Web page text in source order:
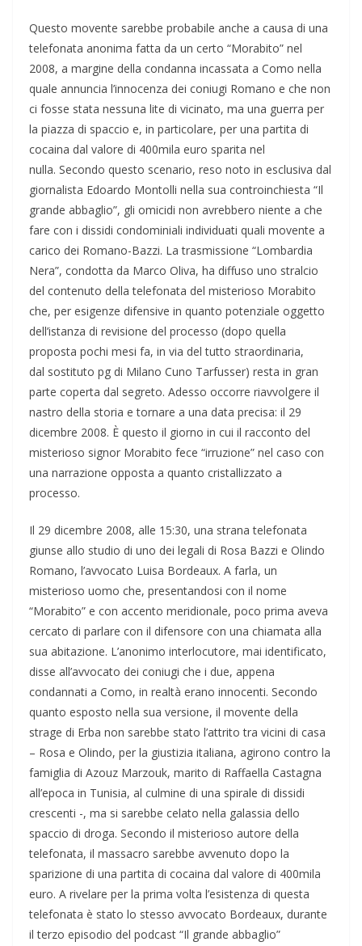
Questo movente sarebbe probabile anche a causa di una
telefonata anonima fatta da un certo “Morabito” nel
2008, a margine della condanna incassata a Como nella
quale annuncia l’innocenza dei coniugi Romano e che non
ci fosse stata nessuna lite di vicinato, ma una guerra per
la piazza di spaccio e, in particolare, per una partita di
cocaina dal valore di 400mila euro sparita nel
nulla. Secondo questo scenario, reso noto in esclusiva dal
giornalista Edoardo Montolli nella sua controinchiesta “Il
grande abbaglio”, gli omicidi non avrebbero niente a che
fare con i dissidi condominiali individuati quali movente a
carico dei Romano-Bazzi. La trasmissione “Lombardia
Nera”, condotta da Marco Oliva, ha diffuso uno stralcio
del contenuto della telefonata del misterioso Morabito
che, per esigenze difensive in quanto potenziale oggetto
dell’istanza di revisione del processo (dopo quella
proposta pochi mesi fa, in via del tutto straordinaria,
dal sostituto pg di Milano Cuno Tarfusser) resta in gran
parte coperta dal segreto. Adesso occorre riavvolgere il
nastro della storia e tornare a una data precisa: il 29
dicembre 2008. È questo il giorno in cui il racconto del
misterioso signor Morabito fece “irruzione” nel caso con
una narrazione opposta a quanto cristallizzato a
processo.
Il 29 dicembre 2008, alle 15:30, una strana telefonata
giunse allo studio di uno dei legali di Rosa Bazzi e Olindo
Romano, l’avvocato Luisa Bordeaux. A farla, un
misterioso uomo che, presentandosi con il nome
“Morabito” e con accento meridionale, poco prima aveva
cercato di parlare con il difensore con una chiamata alla
sua abitazione. L’anonimo interlocutore, mai identificato,
disse all’avvocato dei coniugi che i due, appena
condannati a Como, in realtà erano innocenti. Secondo
quanto esposto nella sua versione, il movente della
strage di Erba non sarebbe stato l’attrito tra vicini di casa
– Rosa e Olindo, per la giustizia italiana, agirono contro la
famiglia di Azouz Marzouk, marito di Raffaella Castagna
all’epoca in Tunisia, al culmine di una spirale di dissidi
crescenti -, ma si sarebbe celato nella galassia dello
spaccio di droga. Secondo il misterioso autore della
telefonata, il massacro sarebbe avvenuto dopo la
sparizione di una partita di cocaina dal valore di 400mila
euro. A rivelare per la prima volta l’esistenza di questa
telefonata è stato lo stesso avvocato Bordeaux, durante
il terzo episodio del podcast “Il grande abbaglio”